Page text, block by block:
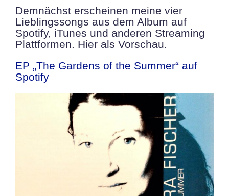
Demnächst erscheinen meine vier
Lieblingssongs aus dem Album auf
Spotify, iTunes und anderen Streaming
Plattformen. Hier als Vorschau.
EP „The Gardens of the Summer“ auf
Spotify